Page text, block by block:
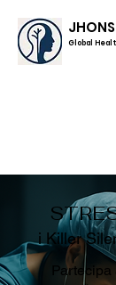
Global
i Killer